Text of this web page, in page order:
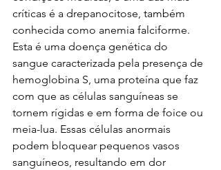
críticas é a drepanocitose, também
conhecida como anemia falciforme.
Esta é uma doença genética do
sangue caracterizada pela presença de
hemoglobina S, uma proteína que faz
com que as células sanguíneas se
tornem rígidas e em forma de foice ou
meia-lua. Essas células anormais
podem bloquear pequenos vasos
sanguíneos, resultando em dor